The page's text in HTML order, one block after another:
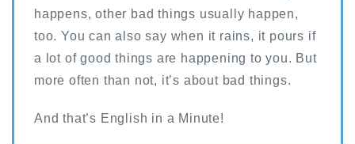
happens, other bad things usually happen,
too. You can also say when it rains, it pours if
a lot of good things are happening to you. But
more often than not, it’s about bad things.
And that’s English in a Minute!